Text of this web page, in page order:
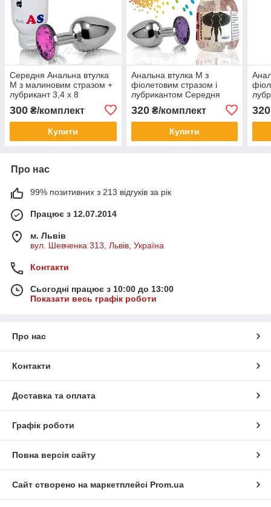
Середня Анальна втулка
M з малиновим стразом +
лубрикант 3,4 х 8
300 ₴/комплект
Купити
Анальна втулка M з
фіолетовим стразом і
лубрикантом Середня
320₴/комплект
Купити
320
Про нас
99% позитивних з 213 відгуків за рік
Працює з 12.07.2014
м. Львів
вул. Шевченка 313, Львів, Україна
Контакти
Сьогодні працює з 10:00 до 13:00
Показати весь графік роботи
Про нас
Контакти
Доставка та оплата
Графік роботи
Повна версія сайту
Сайт створено на маркетплейсі Prom.ua